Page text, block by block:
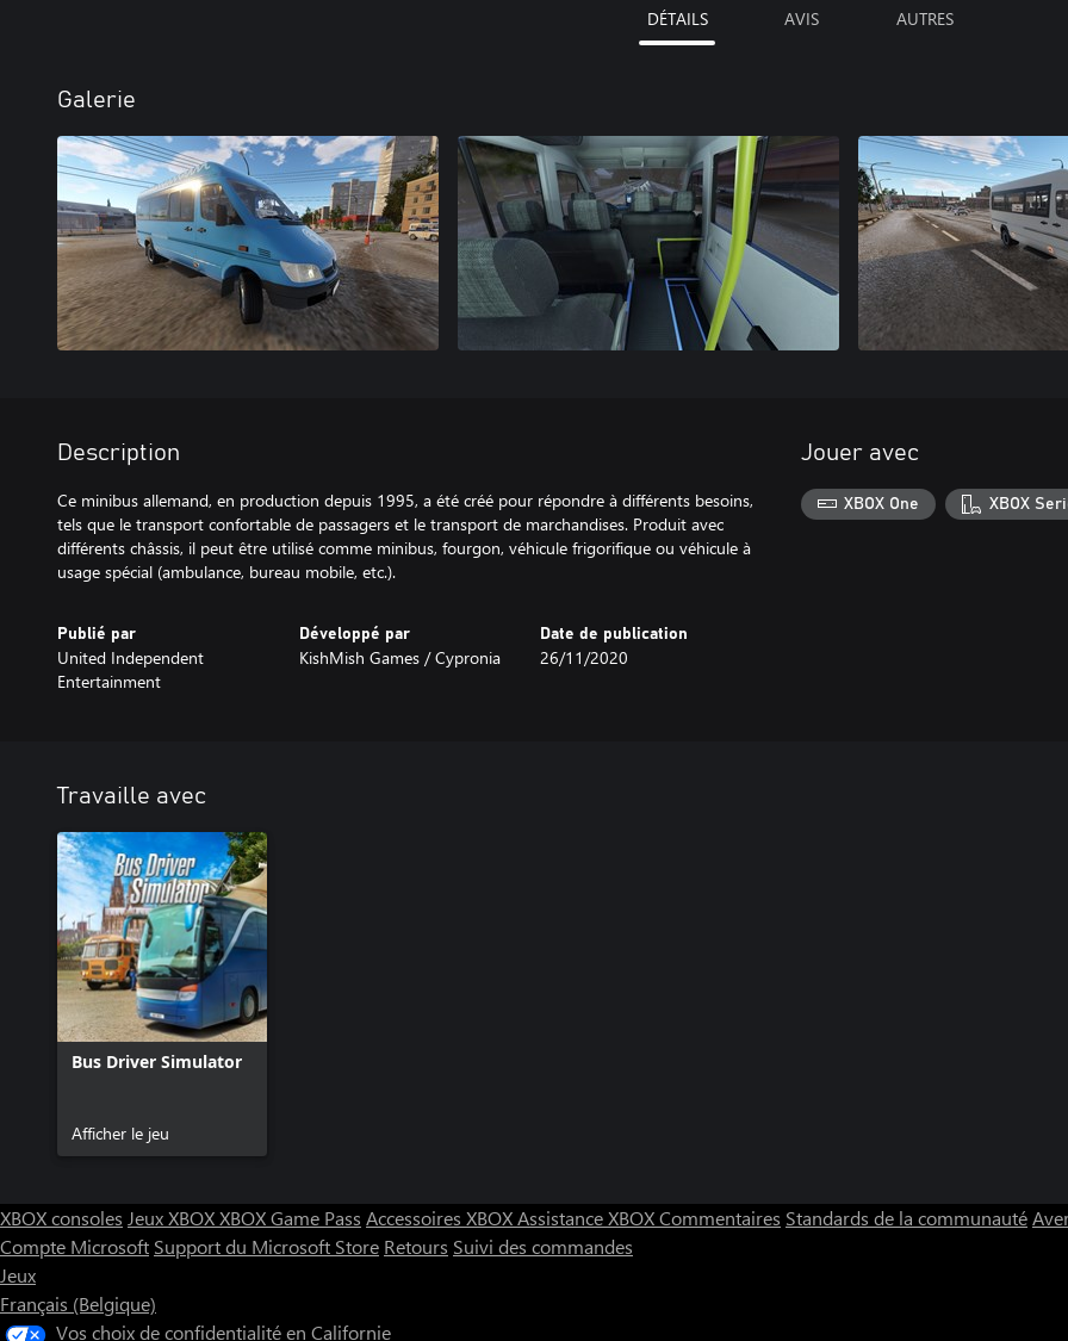
DÉTAILS AVIS AUTRES
Galerie
Description
Ce minibus allemand, en production depuis 1995, a été créé pour répondre à différents besoins,
tels que le transport confortable de passagers et le transport de marchandises. Produit avec
différents châssis, il peut être utilisé comme minibus, fourgon, véhicule frigorifique ou véhicule à
usage spécial (ambulance, bureau mobile, etc.).
Publié par
United Independent
Entertainment
Développé par
KishMish Games / Cypronia
Date de publication
26/11/2020
Jouer avec
XBOX One XBOX
Travaille avec
Bus Driver Simulator
Afficher le jeu
XBOX consoles Jeux XBOXXBOX Game Pass Accessoires XBOXAssistance XBOXCommentaires Standards de la communauté
Compte Microsoft Support du Microsoft Store Retours Suivi des commandes
Jeux
Français (Belgique)
Vos choix de confidentialité en Californie